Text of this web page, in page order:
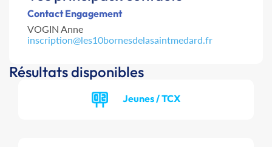
Contact Engagement
VOGIN Anne
inscription@les10bornesdelasaintmedard.fr
Résultats disponibles
Jeunes / TCX